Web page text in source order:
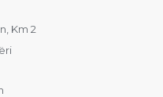
Km 2